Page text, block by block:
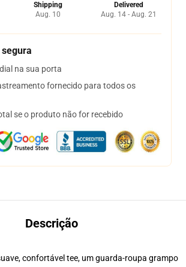
Shipping
Aug. 10
Delivered
Aug. 14 - Aug. 21
na sua porta
fornecido para todos os
se o produto não for recebido
Descrição
confortável tee, um guarda-roupa grampo